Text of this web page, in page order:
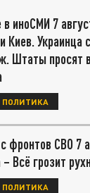
в иноСМИ 7
Киев. Украинца
Штаты просят
ПОЛИТИКА
фронтов СВО 7
– Всё грозит
ПОЛИТИКА